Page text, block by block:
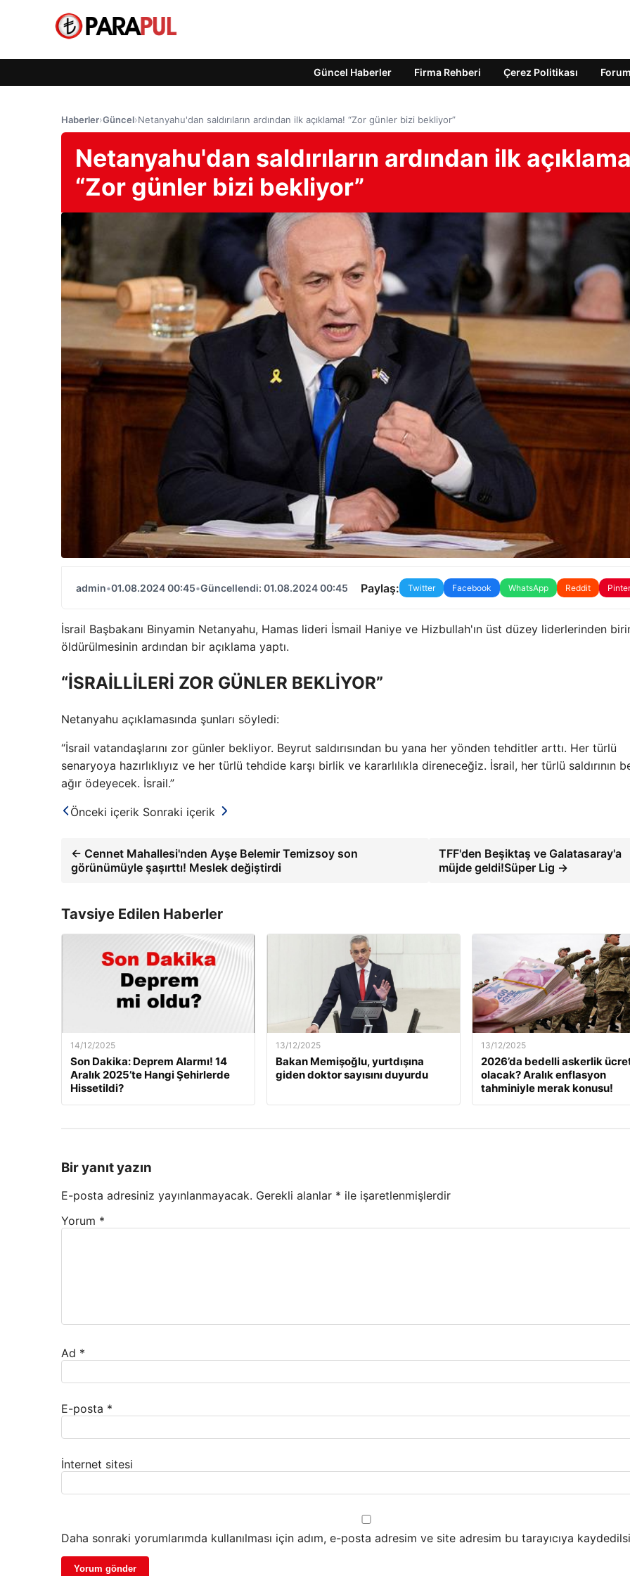
Güncel Haberler Firma Rehberi Çerez Politikası Forum
Haberler›Güncel›Netanyahu'dan saldırıların ardından ilk açıklama! “Zor günler bizi bekliyor”
Netanyahu'dan saldırıların ardından ilk
“Zor günler bizi bekliyor”
admin•01.08.2024 00:45•Güncellendi: 01.08.2024 00:45 Paylaş: Twitter Facebook WhatsApp Reddit
İsrail Başbakanı Binyamin Netanyahu, Hamas lideri İsmail Haniye ve Hizbullah'ın üst düzey liderlerinden
öldürülmesinin ardından bir açıklama yaptı.
“İSRAİLLİLERİ ZOR GÜNLER BEKLİYOR”
Netanyahu açıklamasında şunları söyledi:
“İsrail vatandaşlarını zor günler bekliyor. Beyrut saldırısından bu yana her yönden tehditler arttı. Her türlü
senaryoya hazırlıklıyız ve her türlü tehdide karşı birlik ve kararlılıkla direneceğiz. İsrail, her türlü saldırının
ağır ödeyecek. İsrail.”
Önceki içerik Sonraki içerik
← Cennet Mahallesi'nden Ayşe Belemir Temizsoy son
görünümüyle şaşırttı! Meslek değiştirdi
TFF'den Beşiktaş ve Galatasaray'a
müjde geldi!Süper Lig →
Tavsiye Edilen Haberler
14/12/2025
Son Dakika: Deprem Alarmı! 14
Aralık 2025’te Hangi Şehirlerde
Hissetildi?
13/12/2025
Bakan Memişoğlu, yurtdışına
giden doktor sayısını duyurdu
13/12/2025
2026’da bedelli askerlik
olacak? Aralık enflasyon
tahminiyle merak konusu!
Bir yanıt yazın
E-posta adresiniz yayınlanmayacak. Gerekli alanlar * ile işaretlenmişlerdir
Yorum *
Ad *
E-posta *
İnternet sitesi
Daha sonraki yorumlarımda kullanılması için adım, e-posta adresim ve site adresim bu tarayıcıya